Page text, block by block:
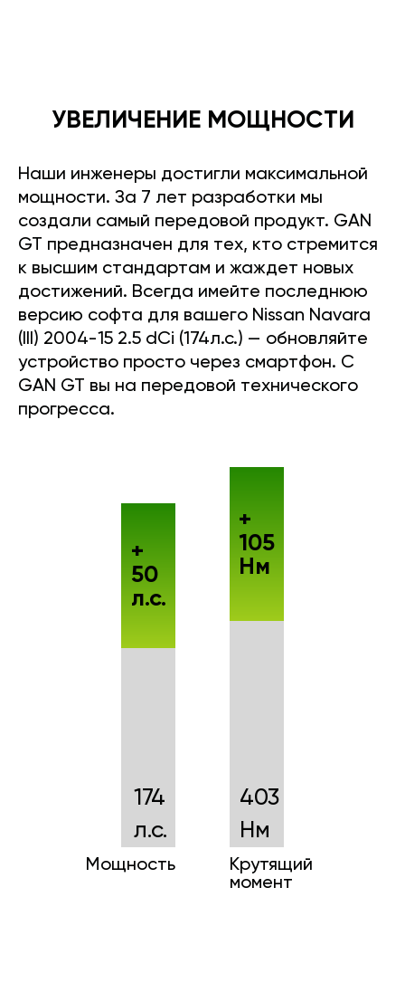
УВЕЛИЧЕНИЕ МОЩНОСТИ
Наши инженеры достигли максимальной
мощности. За 7 лет разработки мы
создали самый передовой продукт. GAN
GT предназначен для тех, кто стремится
к высшим стандартам и жаждет новых
достижений. Всегда имейте последнюю
версию софта для вашего Nissan Navara
(III) 2004-15 2.5 dCi (174л.с.) — обновляйте
устройство просто через смартфон. С
GAN GT вы на передовой технического
прогресса.
174
л.с.
Мощность
+
50
л.с.
403
Нм
Крутящий
момент
+
105
Нм